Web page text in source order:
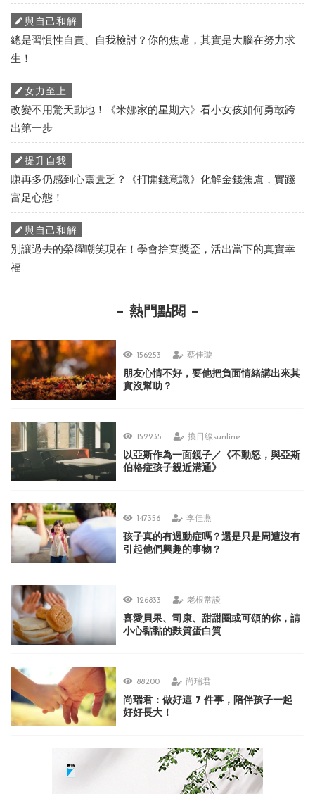
與自己和解
總是習慣性自責、自我檢討？你的焦慮，其實是大腦在努力求
生！
女力至上
改變不用驚天動地！《米娜家的星期六》看小女孩如何勇敢跨
出第一步
提升自我
賺再多仍感到心靈匱乏？《打開錢意識》化解金錢焦慮，實踐
富足心態！
與自己和解
別讓過去的榮耀嘲笑現在！學會捨棄獎盃，活出當下的真實幸
福
熱門點閱
156253 蔡佳璇
朋友心情不好，要他把負面情緒講出來其
實沒幫助？
152235 換日線sunline
以亞斯作為一面鏡子／《不動怒，與亞斯
伯格症孩子親近溝通》
147356 李佳燕
孩子真的有過動症嗎？還是只是周遭沒有
引起他們興趣的事物？
126833 老根常談
喜愛貝果、司康、甜甜圈或可頌的你，請
小心黏黏的麩質蛋白質
88200 尚瑞君
尚瑞君：做好這 7 件事，陪伴孩子一起
好好長大！